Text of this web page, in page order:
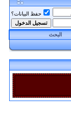
حفظ البيانات؟
البحث